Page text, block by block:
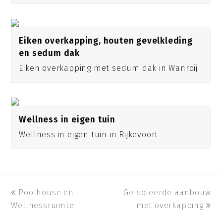
Eiken overkapping, houten gevelkleding
en sedum dak
Eiken overkapping met sedum dak in Wanroij
Wellness in eigen tuin
Wellness in eigen tuin in Rijkevoort
previous
post:
Poolhouse en
Wellnessruimte
next
post:
Geïsoleerde aanbouw
met overkapping